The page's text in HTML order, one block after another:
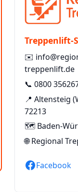
Treppenlift-
✉️
treppenlift.de
📞 0800
📍 Altensteig
72213
🗺️ Baden-
🌐Regional
Facebook